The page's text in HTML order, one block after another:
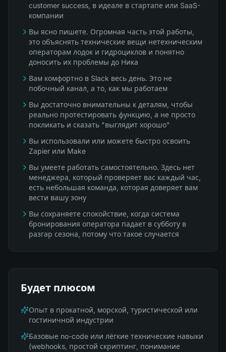
customer success, в идеале в стартапе или SaaS-
компании
Вы ясно пишете. Огромная часть этой работы,
это объяснять технические вещи нетехническим
операторам лодок и гидроциклов и понятно
доносить их проблемы до Ника
Вам комфортно в Slack весь день. Это не
побочный канал, а то, как мы работаем
Вы достаточно внимательны к деталям, чтобы
реально протестировать функцию, а не просто
покликать и сказать "выглядит хорошо"
Вы использовали или можете быстро освоить
Zapier или Make
Вы умеете работать самостоятельно. Здесь нет
менеджера, который проверяет вас каждый час,
есть небольшая команда, которая доверяет вам
вести вашу зону
Вы сохраняете спокойствие, когда система
бронирования оператора падает в субботу в
разгар сезона, потому что такое случается
Будет плюсом
Опыт в прокатной, морской, туристической или
гостиничной индустрии
Базовые no-code или лёгкие технические навыки
(webhooks, простой скриптинг, понимание